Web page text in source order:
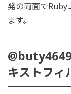
発の両面でRuby
ます。
キストフィ